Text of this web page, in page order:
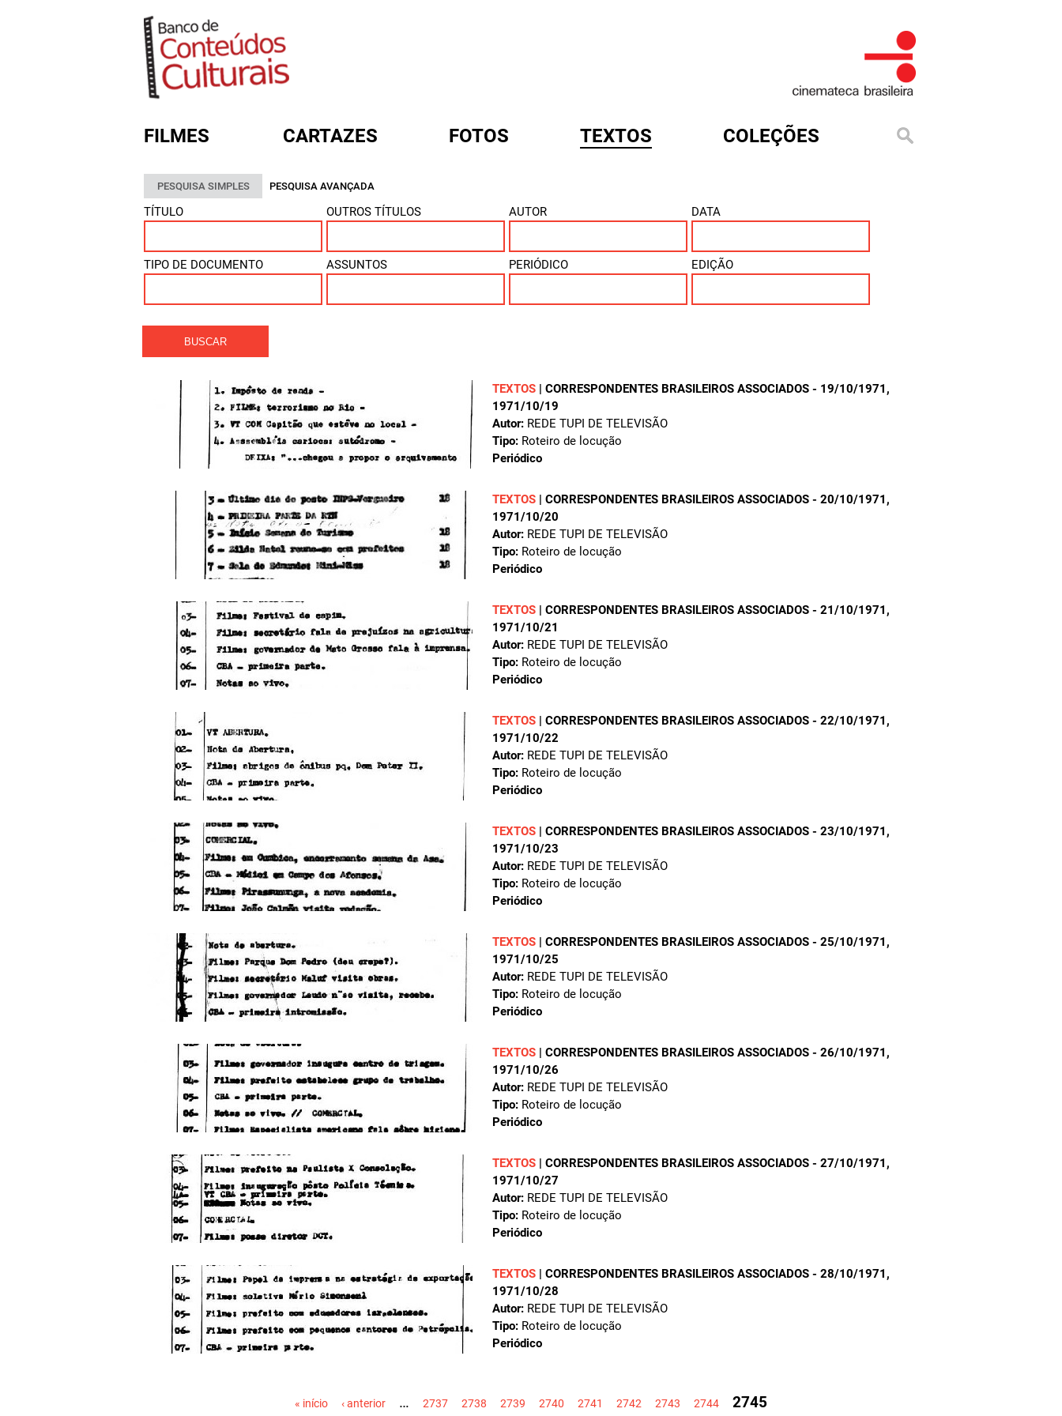
FILMES CARTAZES FOTOS TEXTOS COLEÇÕES
PESQUISA SIMPLES PESQUISA AVANÇADA
TÍTULO OUTROS TÍTULOS AUTOR DATA
TIPO DE DOCUMENTO ASSUNTOS PERIÓDICO EDIÇÃO
TEXTOS CORRESPONDENTES BRASILEIROS ASSOCIADOS - 19/10/1971 ,
1971/10/19
Autor: REDE TUPI DE TELEVISÃO
Tipo: Roteiro de locução
Periódico
TEXTOS CORRESPONDENTES BRASILEIROS ASSOCIADOS - 20/10/1971 ,
1971/10/20
Autor: REDE TUPI DE TELEVISÃO
Tipo: Roteiro de locução
Periódico
TEXTOS CORRESPONDENTES BRASILEIROS ASSOCIADOS - 21/10/1971 ,
1971/10/21
Autor: REDE TUPI DE TELEVISÃO
Tipo: Roteiro de locução
Periódico
TEXTOS CORRESPONDENTES BRASILEIROS ASSOCIADOS - 22/10/1971 ,
1971/10/22
Autor: REDE TUPI DE TELEVISÃO
Tipo: Roteiro de locução
Periódico
TEXTOS CORRESPONDENTES BRASILEIROS ASSOCIADOS - 23/10/1971 ,
1971/10/23
Autor: REDE TUPI DE TELEVISÃO
Tipo: Roteiro de locução
Periódico
TEXTOS CORRESPONDENTES BRASILEIROS ASSOCIADOS - 25/10/1971 ,
1971/10/25
Autor: REDE TUPI DE TELEVISÃO
Tipo: Roteiro de locução
Periódico
TEXTOS CORRESPONDENTES BRASILEIROS ASSOCIADOS - 26/10/1971 ,
1971/10/26
Autor: REDE TUPI DE TELEVISÃO
Tipo: Roteiro de locução
Periódico
TEXTOS CORRESPONDENTES BRASILEIROS ASSOCIADOS - 27/10/1971 ,
1971/10/27
Autor: REDE TUPI DE TELEVISÃO
Tipo: Roteiro de locução
Periódico
TEXTOS CORRESPONDENTES BRASILEIROS ASSOCIADOS - 28/10/1971 ,
1971/10/28
Autor: REDE TUPI DE TELEVISÃO
Tipo: Roteiro de locução
Periódico
« início ‹ anterior … 2737 2738 2739 2740 2741 2742 2743 2744 2745
FORMULÁRIO DE BUSCA